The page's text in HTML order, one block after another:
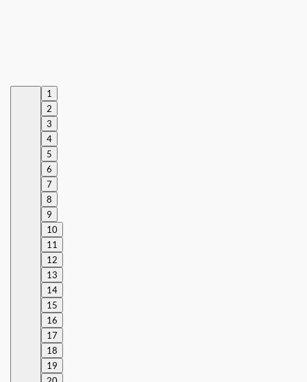
1
2
3
4
5
6
7
8
9
10
11
12
13
14
15
16
17
18
19